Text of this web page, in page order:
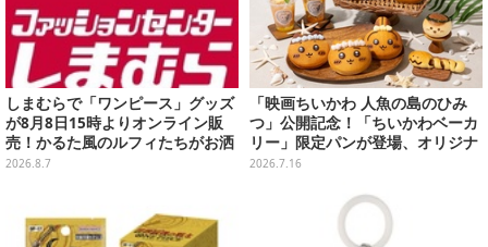
しまむらで「ワンピース」グッズ
が8月8日15時よりオンライン販
売！かるた風のルフィたちがお洒
落なバッグや、チョッパーが可愛
2026.8.7
「映画ちいかわ 人魚の島のひみ
つ」公開記念！「ちいかわベーカ
リー」限定パンが登場、オリジナ
ルコースター配布も
2026.7.16